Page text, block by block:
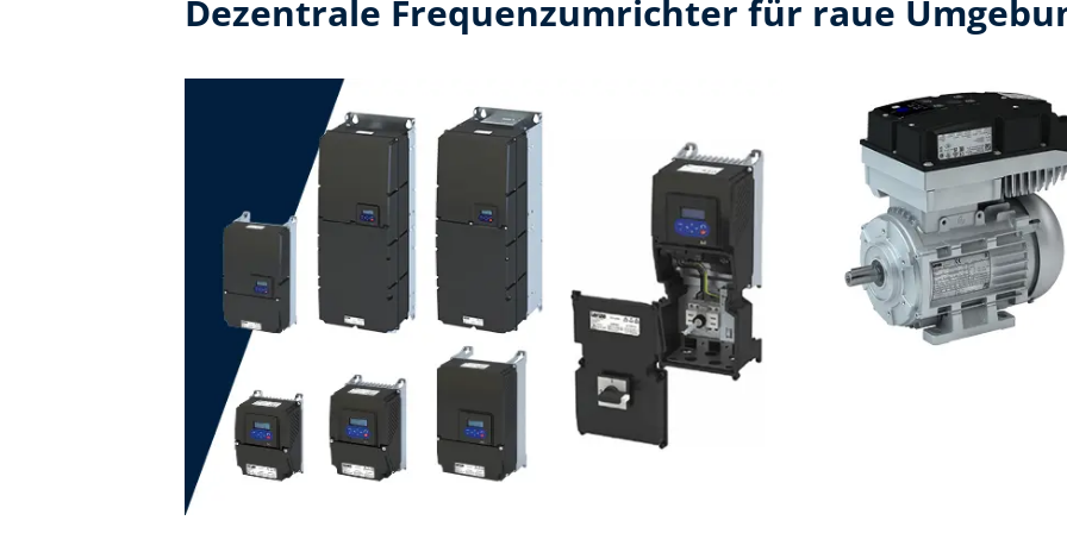
Dezentrale Frequenzumrichter für raue